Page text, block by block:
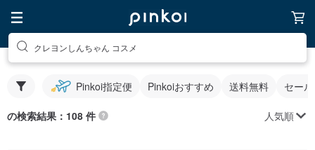
クレヨンしんちゃん コスメ
Pinkoi指定便 Pinkoiおすすめ 送料無料 セー
の検索結果：108 件 人気順